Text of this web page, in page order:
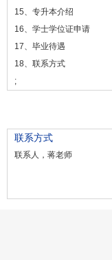
15、专升本介绍
16、学士学位证申请
17、毕业待遇
18、联系方式
;
联系方式
联系人，蒋老师